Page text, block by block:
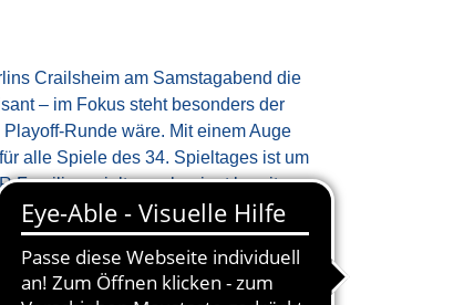
Crailsheim am Samstagabend die
– im Fokus steht besonders der
Runde wäre. Mit einem Auge
alle Spiele des 34. Spieltages ist um
Familienspieltages beginnt bereits um
merlins.com/oder an der Abendkasse